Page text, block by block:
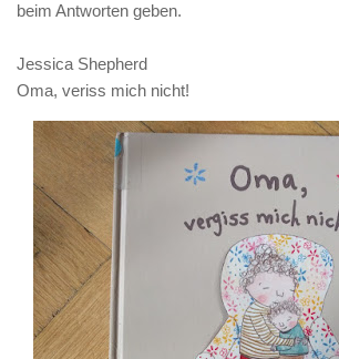
beim Antworten geben.
Jessica Shepherd
Oma, veriss mich nicht!